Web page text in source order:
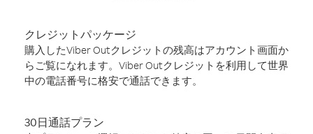
クレジットパッケージ
購入したViber Outクレジットの残高はアカウント画面か
らご覧になれます。Viber Outクレジットを利用して世界
中の電話番号に格安で通話できます。
30日通話プラン